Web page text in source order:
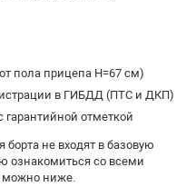
пола прицепа H=67 см)
в ГИБДД (ПТС и ДКП)
гарантийной отметкой
не входят в базовую
ознакомиться со всеми
можно ниже.